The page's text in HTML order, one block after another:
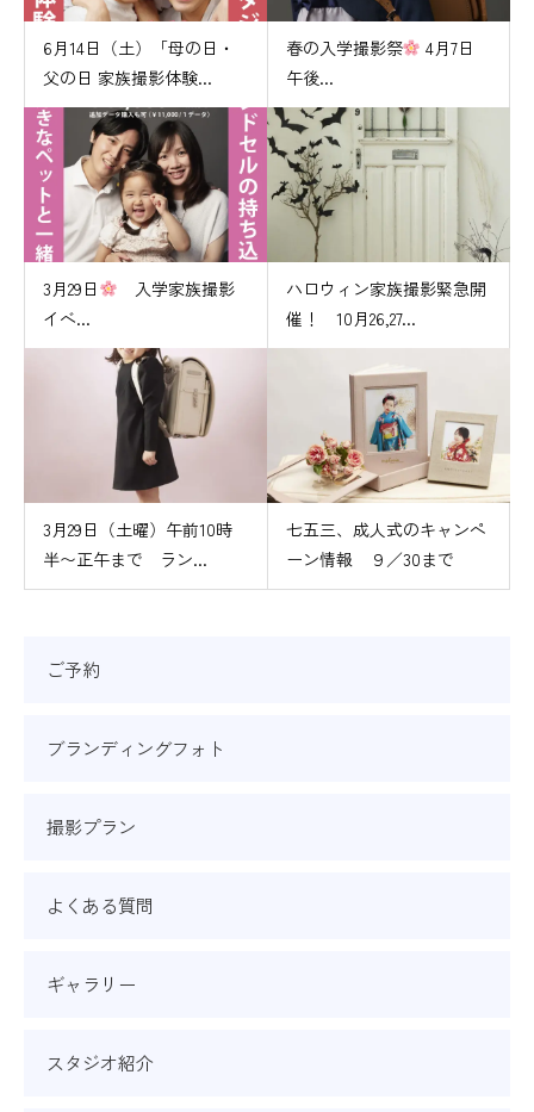
6月14日（土）「母の日・
父の日 家族撮影体験...
春の入学撮影祭
4月7日
午後...
3月29日
入学家族撮影
イベ...
ハロウィン家族撮影緊急開
催！ 10月26,27...
3月29日（土曜）午前10時
半〜正午まで ラン...
七五三、成人式のキャンペ
ーン情報 ９／30まで
ご予約
ブランディングフォト
撮影プラン
よくある質問
ギャラリー
スタジオ紹介